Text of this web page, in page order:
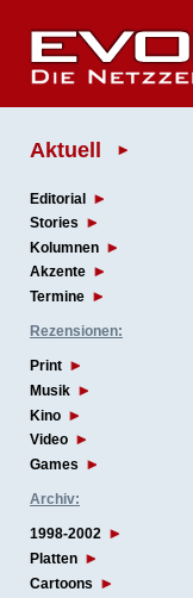
Aktuell
Editorial
Stories
Kolumnen
Akzente
Termine
Rezensionen:
Print
Musik
Kino
Video
Games
Archiv:
1998-2002
Platten
Cartoons